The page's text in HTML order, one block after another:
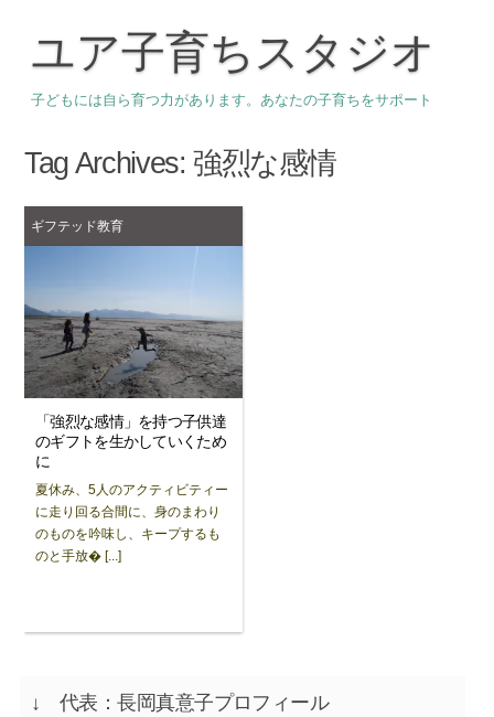
ユア子育ちスタジオ
子どもには自ら育つ力があります。あなたの子育ちをサポート
Tag Archives:強烈な感情
ギフテッド教育
「強烈な感情」を持つ子供達
のギフトを生かしていくため
に
夏休み、5人のアクティビティー
に走り回る合間に、身のまわり
のものを吟味し、キープするも
のと手放� [...]
↓ 代表：長岡真意子プロフィール